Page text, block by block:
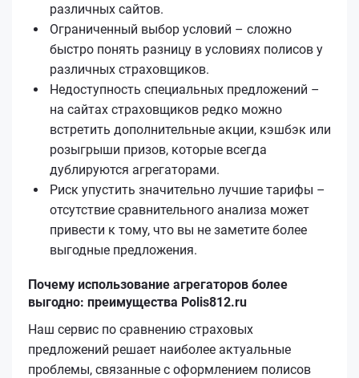
различных сайтов.
Ограниченный выбор условий – сложно
быстро понять разницу в условиях полисов у
различных страховщиков.
Недоступность специальных предложений –
на сайтах страховщиков редко можно
встретить дополнительные акции, кэшбэк или
розыгрыши призов, которые всегда
дублируются агрегаторами.
Риск упустить значительно лучшие тарифы –
отсутствие сравнительного анализа может
привести к тому, что вы не заметите более
выгодные предложения.
Почему использование агрегаторов более
выгодно: преимущества Polis812.ru
Наш сервис по сравнению страховых
предложений решает наиболее актуальные
проблемы, связанные с оформлением полисов